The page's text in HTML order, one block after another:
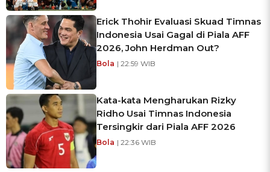
Erick Thohir Evaluasi Skuad Timnas
Indonesia Usai Gagal di Piala AFF
2026, John Herdman Out?
Bola | 22:59 WIB
Kata-kata Mengharukan Rizky
Ridho Usai Timnas Indonesia
Tersingkir dari Piala AFF 2026
Bola | 22:36 WIB